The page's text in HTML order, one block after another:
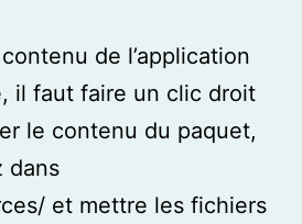
de l’application
il faut faire un clic droit
le contenu du paquet,
dans
et mettre les fichiers